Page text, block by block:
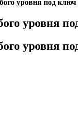
уровня под ключ
уровня
уровня